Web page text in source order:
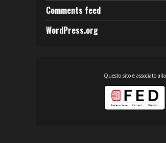
Comments feed
WordPress.org
Questo sito è associato alla